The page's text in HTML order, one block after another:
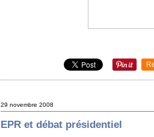
29 novembre 2008
EPR et débat présidentiel